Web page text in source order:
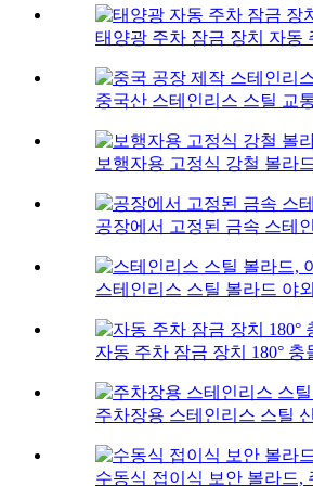
태양광 주차 잠금 장치 자동
중국산 스테인리스 스틸 교
보행자용 고정식 강철 볼라드
공장에서 고정된 금속 스테
스테인리스 스틸 볼라드 야
자동 주차 잠금 장치 180° 충
주차장용 스테인리스 스틸
수동식 접이식 보안 볼라드,